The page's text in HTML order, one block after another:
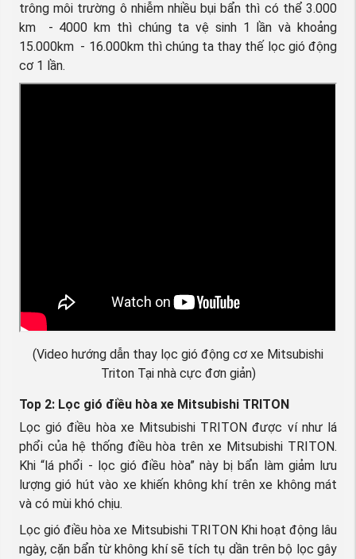
trông môi trường ô nhiễm nhiều bụi bẩn thì có thể 3.000
km - 4000 km thì chúng ta vệ sinh 1 lần và khoảng
15.000km - 16.000km thì chúng ta thay thế lọc gió động
cơ 1 lần.
(Video hướng dẫn thay lọc gió động cơ xe Mitsubishi
Triton Tại nhà cực đơn giản)
Top 2: Lọc gió điều hòa xe Mitsubishi TRITON
Lọc gió điều hòa xe Mitsubishi TRITON được ví như lá
phổi của hệ thống điều hòa trên xe Mitsubishi TRITON.
Khi “lá phổi - lọc gió điều hòa” này bị bẩn làm giảm lưu
lượng gió hút vào xe khiến không khí trên xe không mát
và có mùi khó chịu.
Lọc gió điều hòa xe Mitsubishi TRITON Khi hoạt động lâu
ngày, cặn bẩn từ không khí sẽ tích tụ dần trên bộ lọc gây